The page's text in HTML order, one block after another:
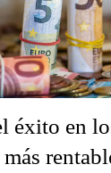
éxito en